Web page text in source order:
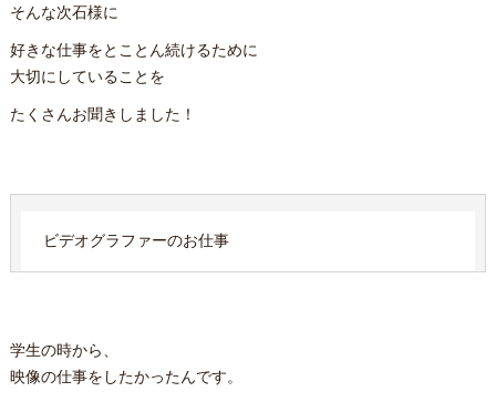
そんな次石様に
好きな仕事をとことん続けるために
大切にしていることを
たくさんお聞きしました！
ビデオグラファーのお仕事
学生の時から、
映像の仕事をしたかったんです。